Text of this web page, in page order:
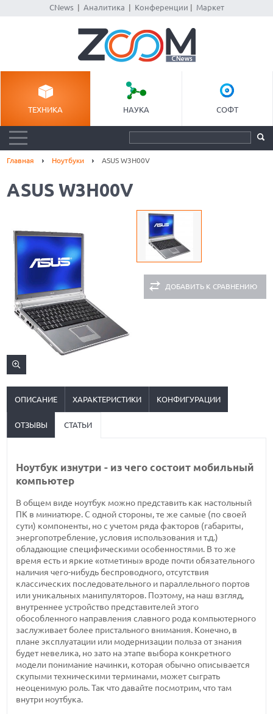
CNews| Аналитика Конференции Маркет
ТЕХНИКА НАУКА СОФТ
Главная Ноутбуки ASUS W3H00V
ASUS W3H00V
ДОБАВИТЬ К СРАВНЕНИЮ
ОПИСАНИЕ ХАРАКТЕРИСТИКИ КОНФИГУРАЦИИ
ОТЗЫВЫ СТАТЬИ
Ноутбук изнутри - из чего состоит мобильный
компьютер
В общем виде ноутбук можно представить как настольный
ПК в миниатюре. С одной стороны, те же самые (по своей
сути) компоненты, но с учетом ряда факторов (габариты,
энергопотребление, условия использования и т.д.)
обладающие специфическими особенностями. В то же
время есть и яркие «отметины» вроде почти обязательного
наличия чего-нибудь беспроводного, отсутствия
классических последовательного и параллельного портов
или уникальных манипуляторов. Поэтому, на наш взгляд,
внутреннее устройство представителей этого
обособленного направления славного рода компьютерного
заслуживает более пристального внимания. Конечно, в
плане эксплуатации или модернизации польза от знания
будет невелика, но зато на этапе выбора конкретного
модели понимание начинки, которая обычно описывается
скупыми техническими терминами, может сыграть
неоценимую роль. Так что давайте посмотрим, что там
внутри ноутбука.